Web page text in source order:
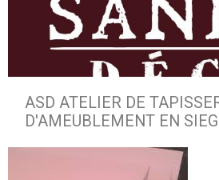
ASD ATELIER DE
D'AMEUBLEMENT EN